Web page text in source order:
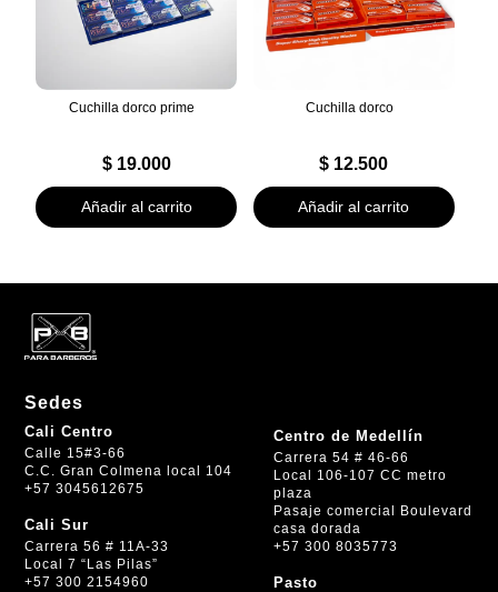
Cuchilla dorco prime
$19.000
Añadir al carrito
Cuchilla dorco
$ 12.500
Añadir al carrito
Sedes
Cali Centro
Calle 15#3-66
C.C. Gran Colmena local 104
+57 3045612675
Cali Sur
Carrera 56 # 11A-33
Local 7 “Las Pilas”
+57 300 2154960
Centro de Medellín
Carrera 54 # 46-66
Local 106-107 CC metro
plaza
Pasaje comercial Boulevard
casa dorada
+57 300 8035773
Pasto